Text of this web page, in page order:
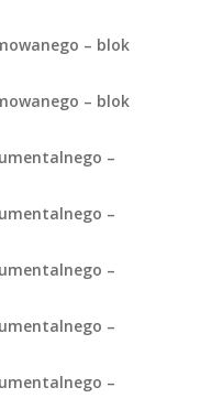
– blok
– blok
–
–
–
–
–